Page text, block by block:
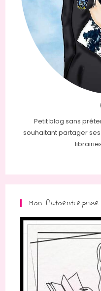
Petit blog sans
souhaitant partager
Mon Autoentreprise